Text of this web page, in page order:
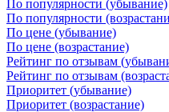
По популярности (убывание)
По популярности
По цене (убывание)
По цене (возрастание)
Рейтинг по отзывам
Рейтинг по отзывам
Приоритет (убывание)
Приоритет (возрастание)